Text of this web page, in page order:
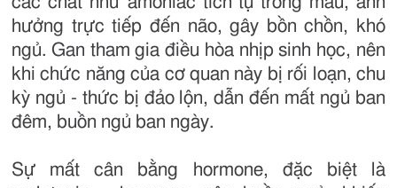
hưởng trực tiếp đến não, gây bồn chồn, khó
ngủ. Gan tham gia điều hòa nhịp sinh học, nên
khi chức năng của cơ quan này bị rối loạn, chu
kỳ ngủ - thức bị đảo lộn, dẫn đến mất ngủ ban
đêm, buồn ngủ ban ngày.
Sự mất cân bằng hormone, đặc biệt là